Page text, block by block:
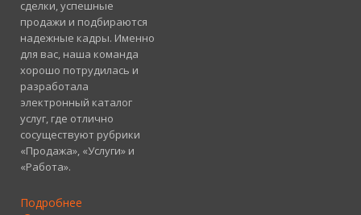
сделки, успешные
продажи и подбираются
надежные кадры. Именно
для вас, наша команда
хорошо потрудилась и
разработала
электронный каталог
услуг, где отлично
сосуществуют рубрики
«Продажа», «Услуги» и
«Работа».
Подробнее